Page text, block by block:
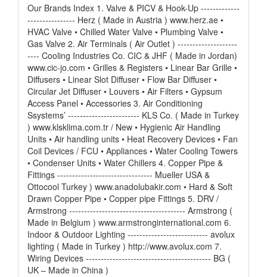
Our Brands Index 1. Valve & PICV & Hook-Up -------------
---------------- Herz ( Made in Austria ) www.herz.ae •
HVAC Valve • Chilled Water Valve • Plumbing Valve •
Gas Valve 2. Air Terminals ( Air Outlet ) --------------------
---- Cooling Industries Co. CIC & JHF ( Made in Jordan)
www.cic-jo.com • Grilles & Registers • Linear Bar Grille •
Diffusers • Linear Slot Diffuser • Flow Bar Diffuser •
Circular Jet Diffuser • Louvers • Air Filters • Gypsum
Access Panel • Accessories 3. Air Conditioning
Ssystems’ ------------------------ KLS Co. ( Made in Turkey
) www.klsklima.com.tr / New • Hygienic Air Handling
Units • Air handling units • Heat Recovery Devices • Fan
Coil Devices / FCU • Appliances • Water Cooling Towers
• Condenser Units • Water Chillers 4. Copper Pipe &
Fittings -------------------------------- Mueller USA &
Ottocool Turkey ) www.anadolubakir.com • Hard & Soft
Drawn Copper Pipe • Copper pipe Fittings 5. DRV /
Armstrong --------------------------------------- Armstrong (
Made in Belgium ) www.armstronginternational.com 6.
Indoor & Outdoor Lighting --------------------------- avolux
lighting ( Made in Turkey ) http://www.avolux.com 7.
Wiring Devices ------------------------------------------ BG (
UK – Made in China )